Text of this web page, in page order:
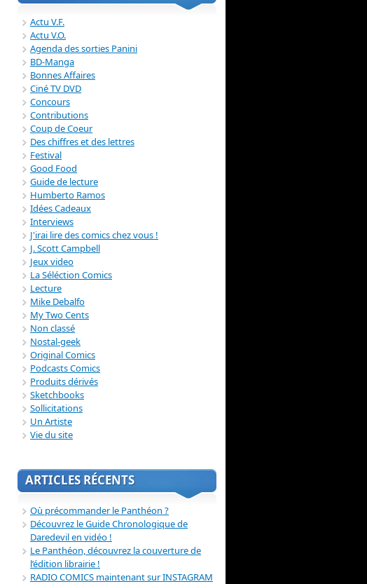
Actu V.F.
Actu V.O.
Agenda des sorties Panini
BD-Manga
Bonnes Affaires
Ciné TV DVD
Concours
Contributions
Coup de Coeur
Des chiffres et des lettres
Festival
Good Food
Guide de lecture
Humberto Ramos
Idées Cadeaux
Interviews
J'irai lire des comics chez vous !
J. Scott Campbell
Jeux video
La Séléction Comics
Lecture
Mike Debalfo
My Two Cents
Non classé
Nostal-geek
Original Comics
Podcasts Comics
Produits dérivés
Sketchbooks
Sollicitations
Un Artiste
Vie du site
ARTICLES RÉCENTS
Où précommander le Panthéon ?
Découvrez le Guide Chronologique de
Daredevil en vidéo !
Le Panthéon, découvrez la couverture de
l’édition librairie !
RADIO COMICS maintenant sur INSTAGRAM